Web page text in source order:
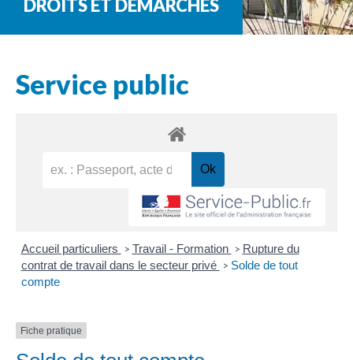
DROITS ET DÉMARCHES
Service public
Accueil particuliers > Travail - Formation > Rupture du
contrat de travail dans le secteur privé > Solde de tout
compte
Fiche pratique